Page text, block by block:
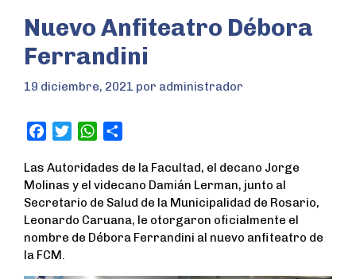
Nuevo Anfiteatro Débora
Ferrandini
19 diciembre, 2021 por administrador
c
e
b
o
o
i
t
t
e
r
W
a
t
s
A
p
a
r
e
Las Autoridades de la Facultad, el decano Jorge
Molinas y el videcano Damián Lerman, junto al
Secretario de Salud de la Municipalidad de Rosario,
Leonardo Caruana, le otorgaron oficialmente el
nombre de Débora Ferrandini al nuevo anfiteatro de
la FCM.